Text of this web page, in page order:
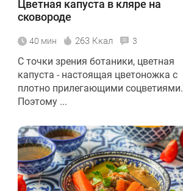
Цветная капуста в кляре на
сковороде
40 мин 263 Ккал 3
С точки зрения ботаники, цветная
капуста - настоящая цветоножка с
плотно прилегающими соцветиями.
Поэтому ...